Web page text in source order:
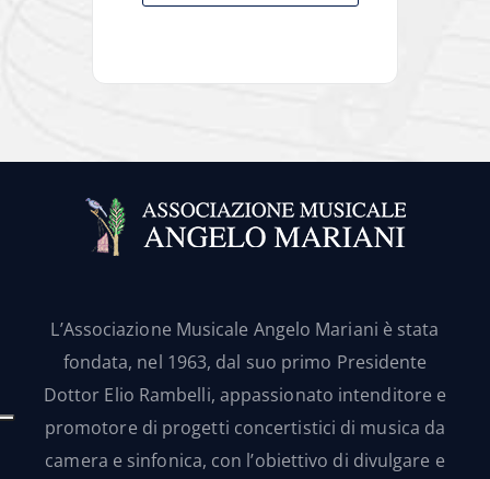
L’Associazione Musicale Angelo Mariani è stata
fondata, nel 1963, dal suo primo Presidente
Dottor Elio Rambelli, appassionato intenditore e
promotore di progetti concertistici di musica da
camera e sinfonica, con l’obiettivo di divulgare e